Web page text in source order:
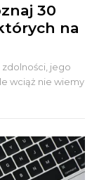
30
na
jego
wciąż nie wiemy